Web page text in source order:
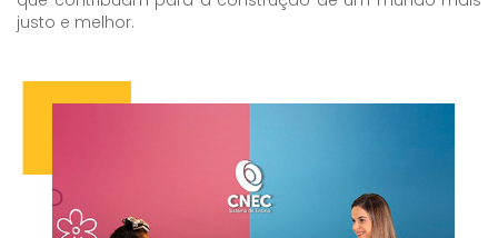
justo e melhor.